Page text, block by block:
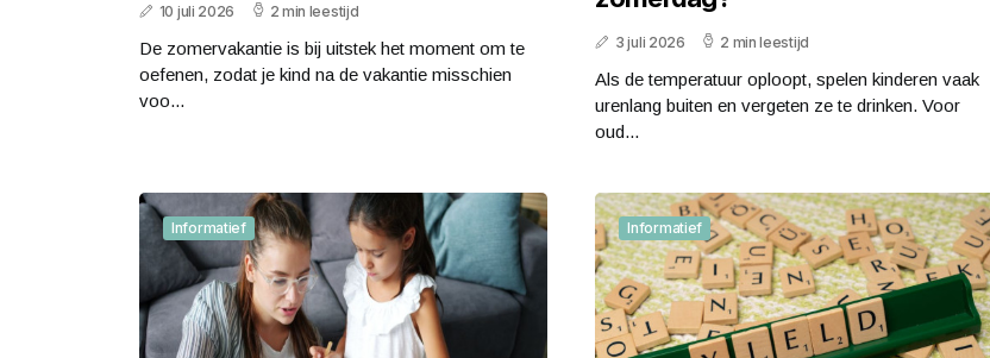
10 juli 2026 2 min leestijd
De zomervakantie is bij uitstek het moment om te
oefenen, zodat je kind na de vakantie misschien
voo...
3 juli 2026 2 min leestijd
Als de temperatuur oploopt, spelen kinderen vaak
urenlang buiten en vergeten ze te drinken. Voor
oud...
Informatief Informatief